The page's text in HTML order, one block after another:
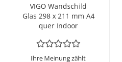
VIGO Wand­schild
Glas 298 x 211 mm A4
quer In­door
Ihre Meinung zählt